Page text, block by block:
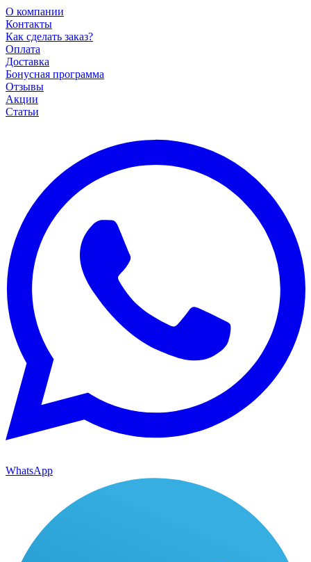
О компании
Контакты
Как сделать заказ?
Оплата
Доставка
Бонусная программа
Отзывы
Акции
Статьи
WhatsApp